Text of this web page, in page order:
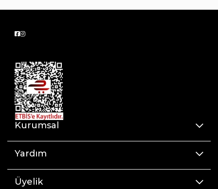
Kurumsal
Yardım
Üyelik